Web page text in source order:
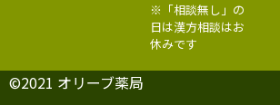
※「相談無し」の
日は漢方相談はお
休みです
©2021 オリーブ薬局